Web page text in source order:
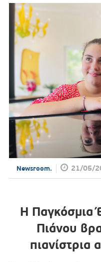
Newsroom. 21/05/
Η Παγκόσμια
Πιάνου
πιανίστρια